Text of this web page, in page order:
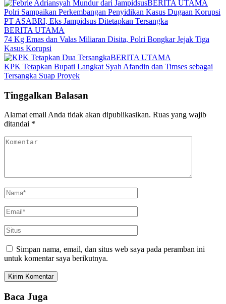
BERITA UTAMA
Polri Sampaikan Perkembangan Penyidikan Kasus Dugaan Korupsi
PT ASABRI, Eks Jampidsus Ditetapkan Tersangka
BERITA UTAMA
74 Kg Emas dan Valas Miliaran Disita, Polri Bongkar Jejak Tiga
Kasus Korupsi
BERITA UTAMA
KPK Tetapkan Bupati Langkat Syah Afandin dan Timses sebagai
Tersangka Suap Proyek
Tinggalkan Balasan
Alamat email Anda tidak akan dipublikasikan. Ruas yang wajib
ditandai *
Simpan nama, email, dan situs web saya pada peramban ini
untuk komentar saya berikutnya.
Baca Juga